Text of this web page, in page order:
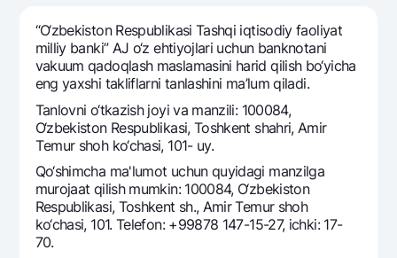
Hamma uchun USD uchun
Talab qilib olinguncha USD
Oltin omonat
NBU’dan oltin quymalar
Kumush omonat
UzCard/HUMO
Visa
Visa Champion
Mastercard
Ish haqi
Eskrou hisobvarag‘i
Tariflar
Aksiyalar
Milliy mobil ilovasi
Ko'p beriladigan savollar
Sayt bo‘yicha qidiring
“O‘zbеkiston Rеspublikasi Tashqi iqtisodiy faoliyat
milliy banki” AJ o‘z ehtiyojlari uchun banknotani
vakuum qadoqlash maslamasini harid qilish bo‘yicha
eng yaxshi takliflarni tanlashini ma’lum qiladi.
Tanlovni o‘tkazish joyi va manzili: 100084,
O‘zbekiston Respublikasi, Toshkent shahri, Amir
Tеmur shoh ko‘chasi, 101- uy.
Qo‘shimcha ma'lumot uchun quyidagi manzilga
murojaat qilish mumkin: 100084, O‘zbekiston
Respublikasi, Toshkent sh., Amir Temur shoh
ko‘chasi, 101. Telefon: +99878 147-15-27, ichki: 17-
70.